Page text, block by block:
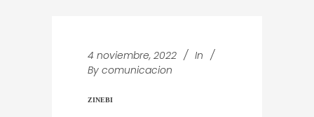
4 noviembre, 2022
In
By comunicacion
ZINEBI